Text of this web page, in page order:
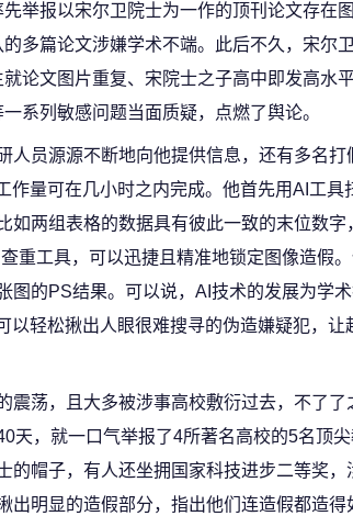
举报以宋尔卫院士为一作的顶刊论文存在
多篇论文涉嫌学术不端。此后不久，宋尔
论文图片重复、宋院士之子高中即发高水
系列敏感问题当面质疑，点燃了舆论。
员源源不断地向他提供信息，还有多名打
量可在几小时之内完成。他首先用AI工具
两组表格的数据具有彼此一致的末位数字
重工具，可以迅捷且精准地锁定图像造假
的PS结果。可以说，AI技术的发展为学
轻松揪出人眼很难搜寻的伪造嫌疑犯，让
荡，且大多被涉事高校敷衍过去，不了了
天，就一口气举报了4所著名高校的5名顶
帽子，有人还坐拥国家科技进步二等奖，
明显的造假部分，指出他们连造假都造得